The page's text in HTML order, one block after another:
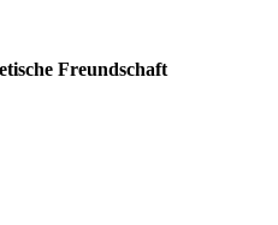
Freundschaft